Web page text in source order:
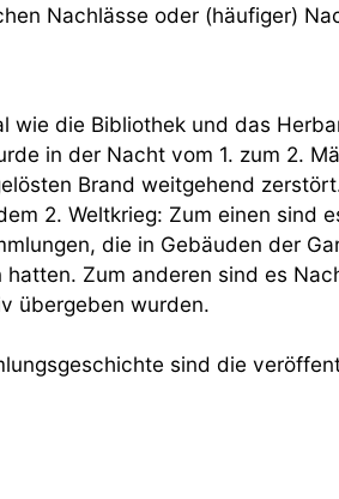
Nachlässe oder (häufiger)
wie die Bibliothek und das
in der Nacht vom 1. zum 2.
Brand weitgehend
2. Weltkrieg: Zum einen sind
die in Gebäuden der
Zum anderen sind es
übergeben wurden.
sind die